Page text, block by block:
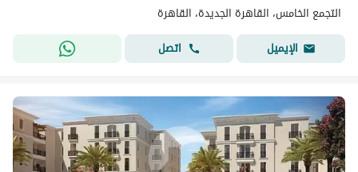
التجمع الخامس، القاهرة الجديدة، القاهرة
الإيميل
اتصل